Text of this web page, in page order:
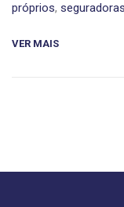
próprios, seguradoras
VER MAIS